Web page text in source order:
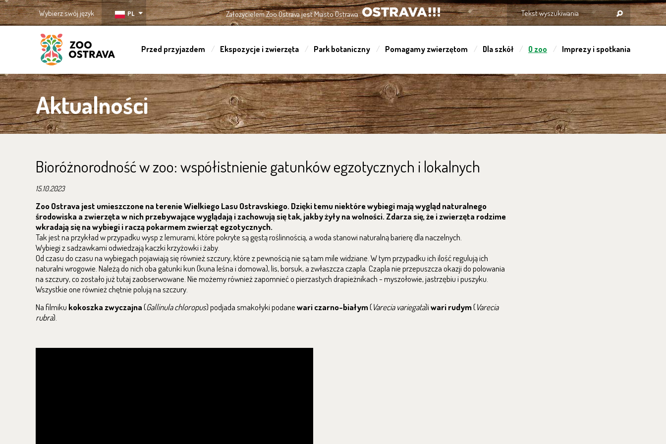
Założycielem Zoo Ostrava jest Miasto Ostrawa
OSTRAVA!!!
Wybierz swój język PL
ZOO Ostrava
Przed przyjazdem Ekspozycje i zwierzęta Park botaniczny Pomagamy zwierzętom Dla szkół O zoo Imprezy i spotkania
Aktualności
Bioróżnorodność w zoo: współistnienie gatunków egzotycznych i lokalnych
15.10.2023
Zoo Ostrava jest umieszczone na terenie Wielkiego Lasu Ostravskiego. Dzięki temu niektóre wybiegi mają wygląd naturalnego
środowiska a zwierzęta w nich przebywające wyglądają i zachowują się tak, jakby żyły na wolności. Zdarza się, że i zwierzęta rodzime
wkradają się na wybiegi i raczą pokarmem zwierząt egzotycznych.
Tak jest na przykład w przypadku wysp z lemurami, które pokryte są gęstą roślinnością, a woda stanowi naturalną barierę dla naczelnych.
Wybiegi z sadzawkami odwiedzają kaczki krzyżowki i żaby.
Od czasu do czasu na wybiegach pojawiają się również szczury, które z pewnością nie są tam mile widziane. W tym przypadku ich ilość regulują ich
naturalni wrogowie. Należą do nich oba gatunki kun (kuna leśna i domowa), lis, borsuk, a zwłaszcza czapla. Czapla nie przepuszcza okazji do polowania
na szczury, co zostało już tutaj zaobserwowane. Nie możemy również zapomnieć o pierzastych drapieżnikach - myszołowie, jastrzębiu i puszyku.
Wszystkie one również chętnie polują na szczury.
Na filmiku kokoszka zwyczajna(Gallinula chloropus) podjada smakołyki podanewari czarno-białym(Varecia variegata)iwari rudym(Varecia
rubra).